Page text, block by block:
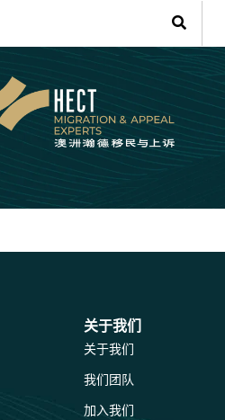
关于我们
关于我们
我们团队
加入我们